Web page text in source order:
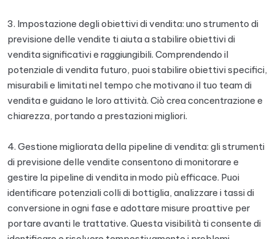
3. Impostazione degli obiettivi di vendita: uno strumento di
previsione delle vendite ti aiuta a stabilire obiettivi di
vendita significativi e raggiungibili. Comprendendo il
potenziale di vendita futuro, puoi stabilire obiettivi specifici,
misurabili e limitati nel tempo che motivano il tuo team di
vendita e guidano le loro attività. Ciò crea concentrazione e
chiarezza, portando a prestazioni migliori.
4. Gestione migliorata della pipeline di vendita: gli strumenti
di previsione delle vendite consentono di monitorare e
gestire la pipeline di vendita in modo più efficace. Puoi
identificare potenziali colli di bottiglia, analizzare i tassi di
conversione in ogni fase e adottare misure proattive per
portare avanti le trattative. Questa visibilità ti consente di